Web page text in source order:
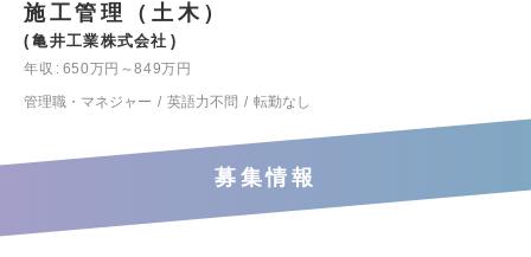
施工管理（土木）
亀井工業株式会社
年収
650万円～849万円
管理職・マネジャー
英語力不問 転勤なし
募集情報